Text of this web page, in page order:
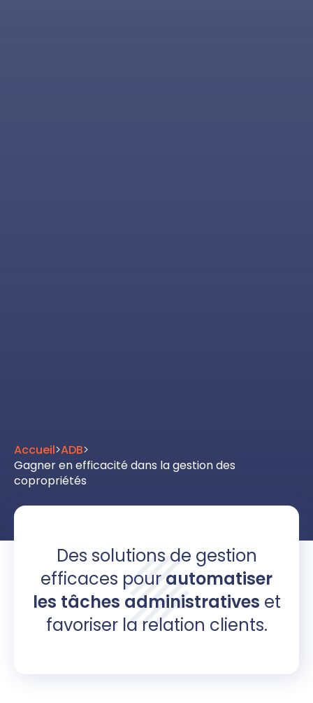
Accueil>ADB>
Gagner en efficacité dans la gestion des
copropriétés
Des solutions de gestion
efficaces pour automatiser
les tâches administratives et
favoriser la relation clients.